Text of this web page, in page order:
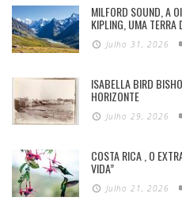
MILFORD SOUND, A
KIPLING, UMA TERRA
Julho 31, 2026
ISABELLA BIRD
HORIZONTE
Julho 29, 2026
COSTA RICA , O
VIDA”
Julho 21, 2026